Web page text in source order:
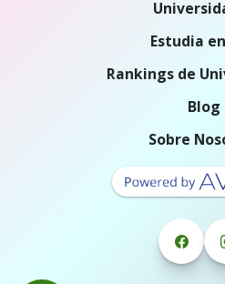
Estudia
Rankings de
Blog
Sobre